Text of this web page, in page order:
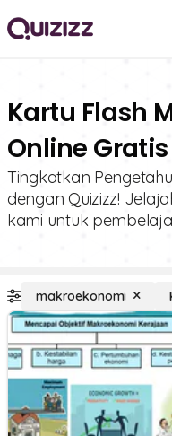
Kartu Flash
Online
Tingkatkan
dengan Quizizz!
kami untuk
makroekonomi